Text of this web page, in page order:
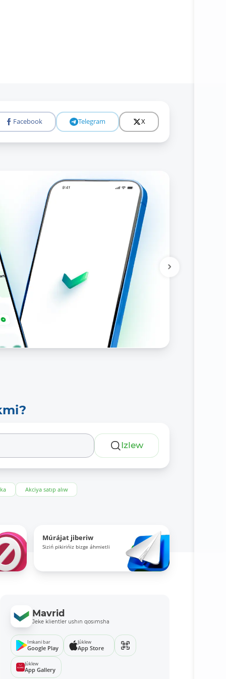
Facebook Telegram X
Izlew
Akciya satıp alıw
Múrájat jiberiw
Siziń pikirińiz bizge áhmietli
Mavrid
Jeke klientler ushın qosımsha
Imkani bar
Google Play
Júklew
App Store
Júklew
App Gallery